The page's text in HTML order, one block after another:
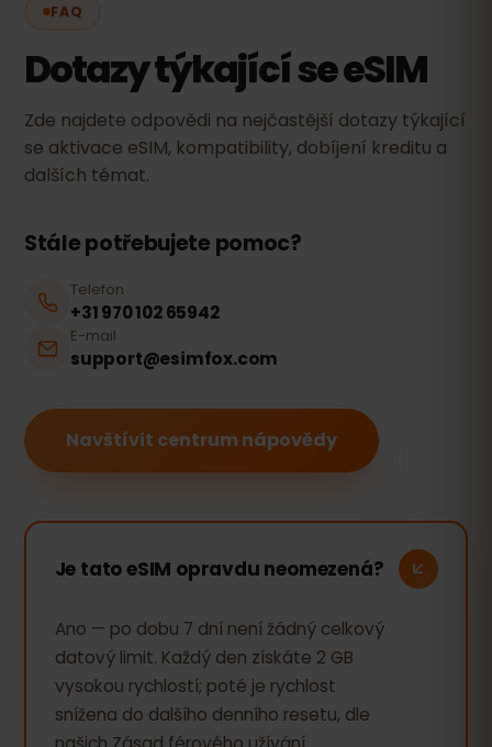
FAQ
Dotazy týkající se eSIM
Zde najdete odpovědi na nejčastější dotazy týkající
se aktivace eSIM, kompatibility, dobíjení kreditu a
dalších témat.
Stále potřebujete pomoc?
Telefon
+31 970 102 65942
E-mail
support@esimfox.com
Navštívit centrum nápovědy
Je tato eSIM opravdu neomezená?
Ano — po dobu 7 dní není žádný celkový
datový limit. Každý den získáte 2 GB
vysokou rychlostí; poté je rychlost
snížena do dalšího denního resetu, dle